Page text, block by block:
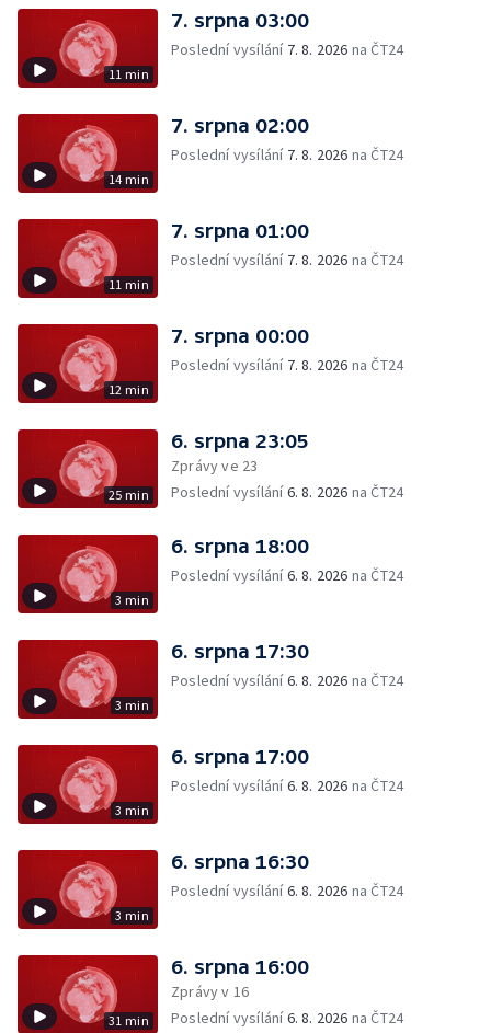
11 min
7. srpna 03:00
Poslední vysílání 7. 8. 2026 na ČT24
14 min
7. srpna 02:00
Poslední vysílání 7. 8. 2026 na ČT24
11 min
7. srpna 01:00
Poslední vysílání 7. 8. 2026 na ČT24
12 min
7. srpna 00:00
Poslední vysílání 7. 8. 2026 na ČT24
25 min
6. srpna 23:05
Zprávy ve 23
Poslední vysílání6. 8. 2026 na ČT24
3 min
6. srpna 18:00
Poslední vysílání6. 8. 2026 na ČT24
3 min
6. srpna 17:30
Poslední vysílání6. 8. 2026 na ČT24
3 min
6. srpna 17:00
Poslední vysílání6. 8. 2026 na ČT24
3 min
6. srpna 16:30
Poslední vysílání6. 8. 2026 na ČT24
31 min
6. srpna 16:00
Zprávy v 16
Poslední vysílání6. 8. 2026 na ČT24